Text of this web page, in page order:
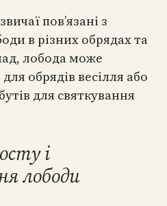
пов’язані з
в різних обрядах та
лобода може
обрядів весілля або
для святкування
і
лободи